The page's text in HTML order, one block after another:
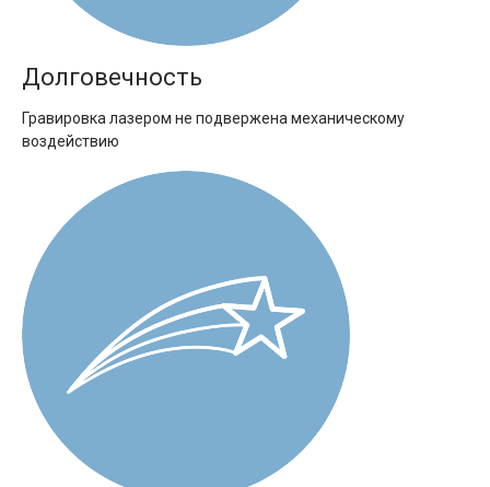
Долговечность
Гравировка лазером не подвержена механическому
воздействию